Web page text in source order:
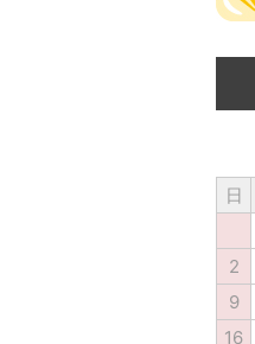
日
2
9
16